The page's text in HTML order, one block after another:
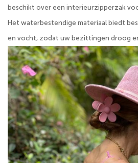
beschikt over een interieurzipperzak
Het waterbestendige materiaal biedt
en vocht, zodat uw bezittingen droog